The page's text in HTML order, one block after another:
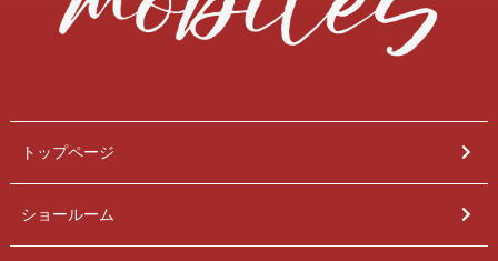
トップページ
ショールーム